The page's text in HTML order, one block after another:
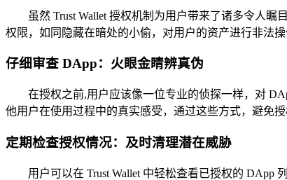
虽然 Trust Wallet 授权机制为用户带来了诸多令人
权限，如同隐藏在暗处的小偷，对用户的资产进行非法
仔细审查 DApp：火眼金睛辨真伪
在授权之前,用户应该像一位专业的侦探一样，对
他用户在使用过程中的真实感受，通过这些方式，避免
定期检查授权情况：及时清理潜在威胁
用户可以在 Trust Wallet 中轻松查看已授权的